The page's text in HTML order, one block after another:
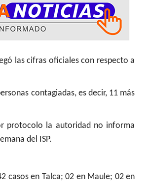
cifras oficiales con respecto a
contagiadas, es decir, 11 más
protocolo la autoridad no informa
del ISP.
casos en Talca; 02 en Maule; 02 en